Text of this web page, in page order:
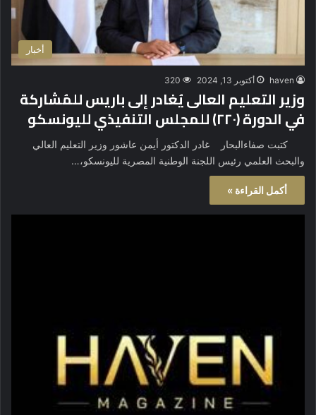
أخبار
haven أكتوبر 13, 2024 320
وزير التعليم العالى يُغادر إلى باريس للمُشاركة
في الدورة (٢٢٠) للمجلس التنفيذي لليونسكو
كتبت صفاءالبحار غادر الدكتور أيمن عاشور وزير التعليم العالي
والبحث العلمي رئيس اللجنة الوطنية المصرية لليونسكو،…
أكمل القراءة »